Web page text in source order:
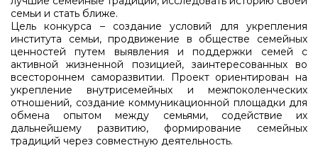
семьи и стать ближе.
Цель конкурса – создание условий для укрепления
института семьи, продвижение в обществе семейных
ценностей путем выявления и поддержки семей с
активной жизненной позицией, заинтересованных во
всестороннем саморазвитии. Проект ориентирован на
укрепление внутрисемейных и межпоколенческих
отношений, создание коммуникационной площадки для
обмена опытом между семьями, содействие их
дальнейшему развитию, формирование семейных
традиций через совместную деятельность.